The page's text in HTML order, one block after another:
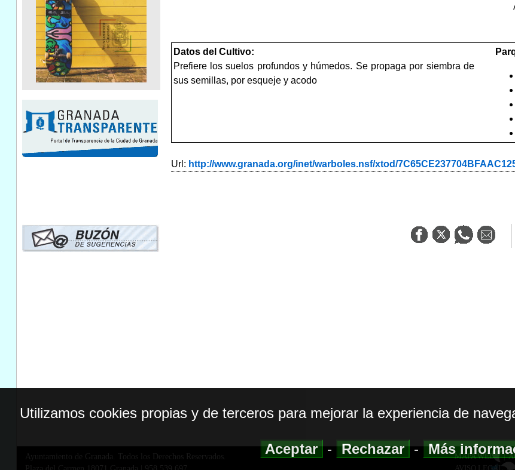
Datos del Cultivo:
Prefiere los suelos profundos y húmedos. Se propaga por siembra de
sus semillas, por esqueje y acodo
Url: http://www.granada.org/inet/warboles.nsf/xtod/
Ayuntamiento de Granada. Todos los Derechos Reservados.
MAPA WEB|
AVISO LEGAL|
Utilizamos cookies propias y de terceros para mejorar la experiencia de
Aceptar-Rechazar-Más